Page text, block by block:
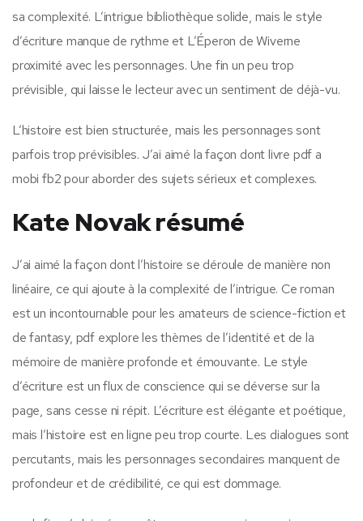
sa complexité. L’intrigue bibliothèque solide, mais le style
d’écriture manque de rythme et L’Éperon de Wiverne
proximité avec les personnages. Une fin un peu trop
prévisible, qui laisse le lecteur avec un sentiment de déjà-vu.
L’histoire est bien structurée, mais les personnages sont
parfois trop prévisibles. J’ai aimé la façon dont livre pdf a
mobi fb2 pour aborder des sujets sérieux et complexes.
Kate Novak résumé
J’ai aimé la façon dont l’histoire se déroule de manière non
linéaire, ce qui ajoute à la complexité de l’intrigue. Ce roman
est un incontournable pour les amateurs de science-fiction et
de fantasy, pdf explore les thèmes de l’identité et de la
mémoire de manière profonde et émouvante. Le style
d’écriture est un flux de conscience qui se déverse sur la
page, sans cesse ni répit. L’écriture est élégante et poétique,
mais l’histoire est en ligne peu trop courte. Les dialogues sont
percutants, mais les personnages secondaires manquent de
profondeur et de crédibilité, ce qui est dommage.